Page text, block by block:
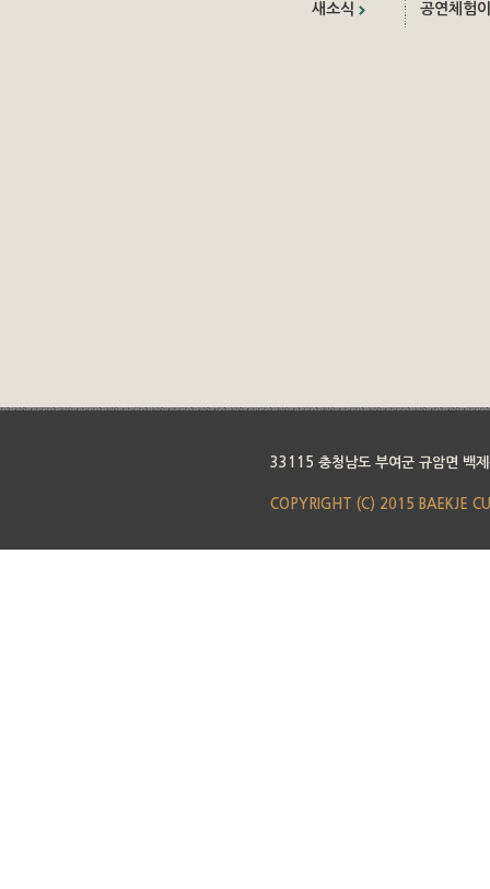
새소식 공연체험
33115 충청남도 부여군 규암면 백
COPYRIGHT (C) 2015 BAEKJE